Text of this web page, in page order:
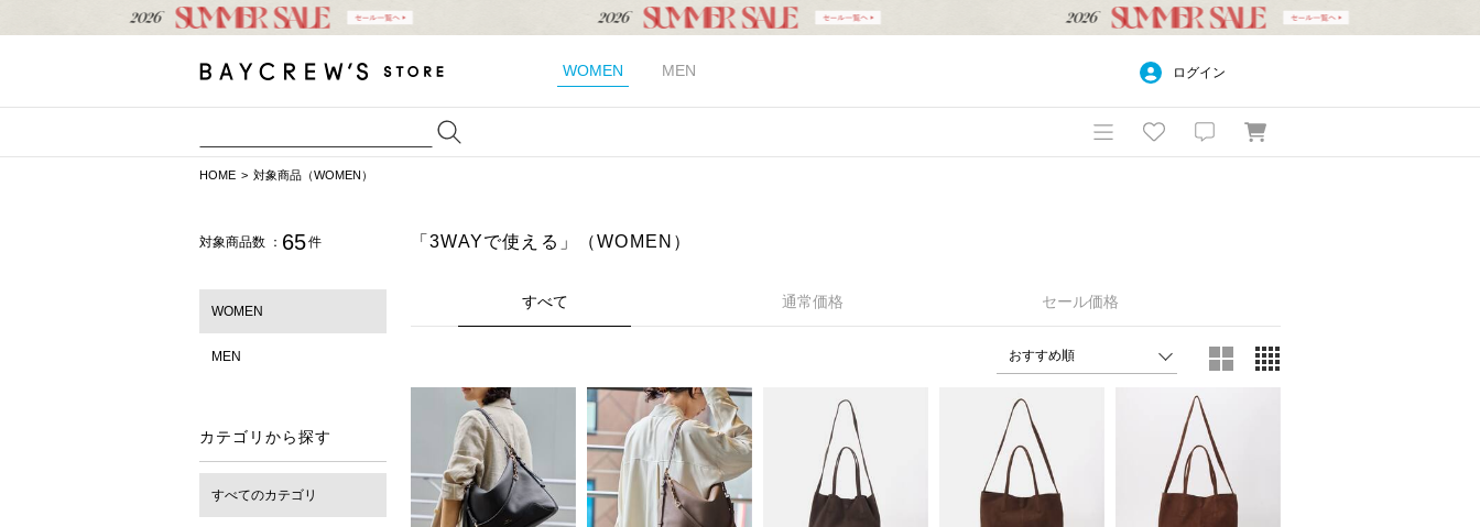
WOMEN MEN ログイン
HOME 対象商品（WOMEN）
対象商品数 ： 65件
WOMEN
MEN
カテゴリから探す
すべてのカテゴリ
「3WAYで使える」（WOMEN）
すべて 通常価格 セール価格